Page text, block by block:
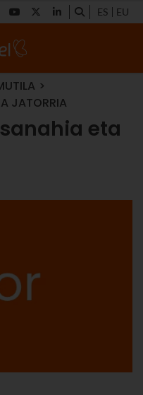
ES EU
JATORRIA
eta